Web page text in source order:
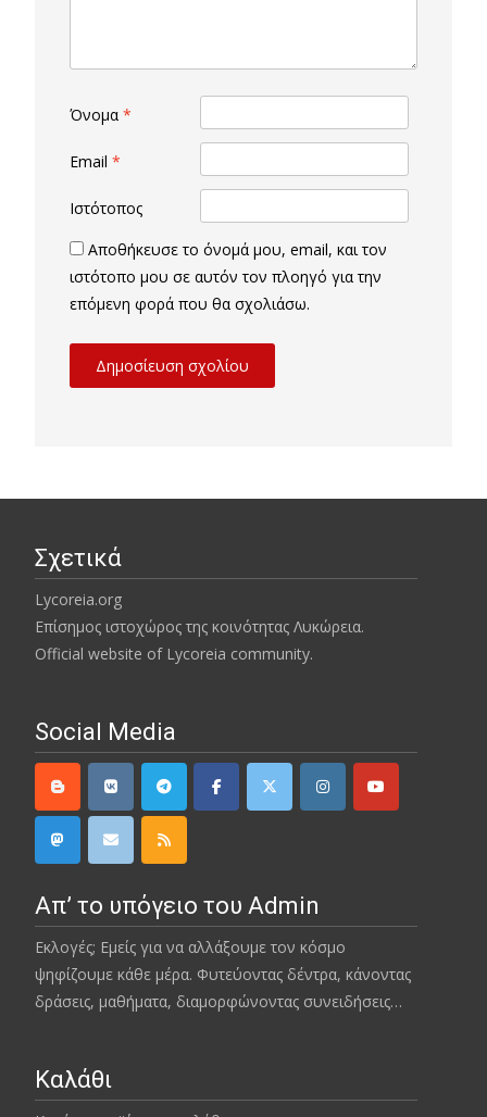
Όνομα *
Email *
Ιστότοπος
Αποθήκευσε το όνομά μου, email, και τον
ιστότοπο μου σε αυτόν τον πλοηγό για την
επόμενη φορά που θα σχολιάσω.
Σχετικά
Lycoreia.org
Επίσημος ιστοχώρος της κοινότητας Λυκώρεια.
Official website of Lycoreia community.
Social Media
Απ’ το υπόγειο του Admin
Εκλογές; Εμείς για να αλλάξουμε τον κόσμο
ψηφίζουμε κάθε μέρα. Φυτεύοντας δέντρα, κάνοντας
δράσεις, μαθήματα, διαμορφώνοντας συνειδήσεις…
Καλάθι